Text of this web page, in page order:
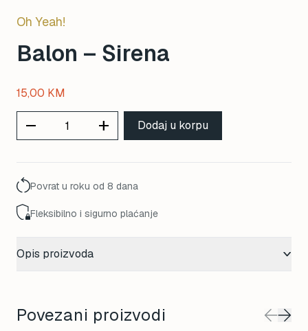
Oh Yeah!
Balon – Sirena
15,00 KM
remove add Dodaj u korpu
Povrat u roku od 8 dana
Fleksibilno i sigurno plaćanje
Opis proizvoda
Povezani proizvodi